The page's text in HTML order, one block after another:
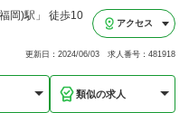
岡)駅」 徒歩10
アクセス
更新日：2024/06/03 求人番号：481918
類似の求人